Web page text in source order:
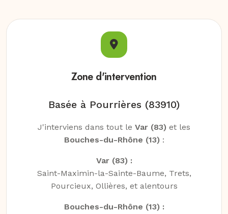
Zone d'intervention
Basée à Pourrières (83910)
J'interviens dans tout le Var (83) et les
Bouches-du-Rhône (13):
Var (83) :
Saint-Maximin-la-Sainte-Baume, Trets,
Pourcieux, Ollières, et alentours
Bouches-du-Rhône (13) :